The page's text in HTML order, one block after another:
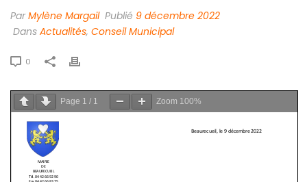
ParMylène Margail Publié 9 décembre 2022
Dans Actualités, Conseil Municipal
0
Page 1 / 1 Zoom 100%